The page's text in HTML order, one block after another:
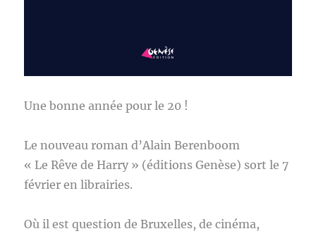
Une bonne année pour le 20 !
Le nouveau roman d’Alain Berenboom
« Le Rêve de Harry » (éditions Genèse) sort le 7
février en librairies.
Où il est question de Bruxelles, de cinéma,